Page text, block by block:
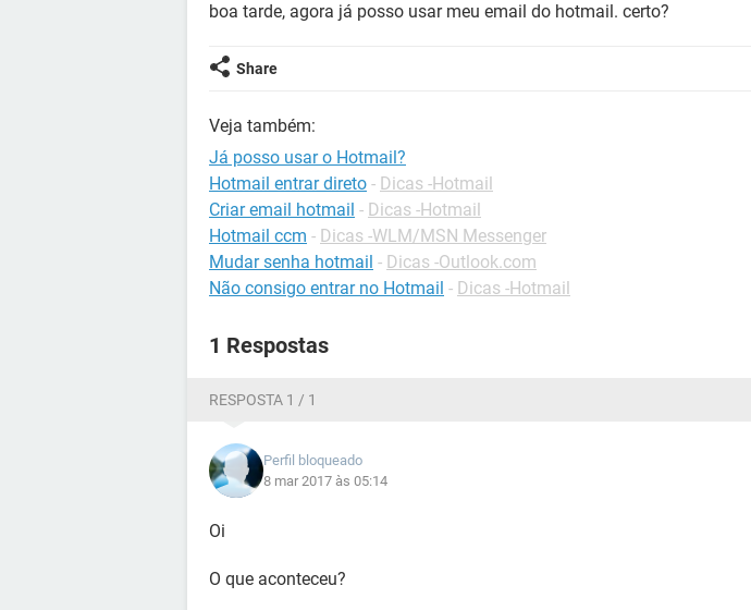
boa tarde, agora já posso usar meu email do hotmail. certo?
Share
Veja também:
Já posso usar o Hotmail?
Hotmail entrar direto - Dicas -Hotmail
Criar email hotmail - Dicas -Hotmail
Hotmail ccm - Dicas -WLM/MSN Messenger
Mudar senha hotmail - Dicas -Outlook.com
Não consigo entrar no Hotmail - Dicas -Hotmail
1 Respostas
RESPOSTA 1 / 1
Perfil bloqueado
8 mar 2017 às 05:14
Oi
O que aconteceu?